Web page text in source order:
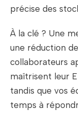
précise des
À la clé ? Une
une réduction
collaborateurs
maîtrisent leur
tandis que vos
temps à